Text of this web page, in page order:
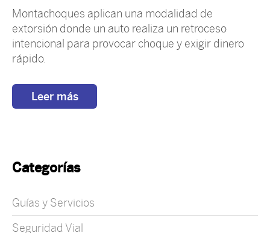
Montachoques aplican una modalidad de
extorsión donde un auto realiza un retroceso
intencional para provocar choque y exigir dinero
rápido.
Leer más
Categorías
Guías y Servicios
Seguridad Vial